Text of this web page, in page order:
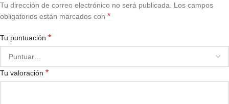
Tu dirección de correo electrónico no será publicada.
Los campos
obligatorios están marcados con *
Tu puntuación *
Tu valoración *